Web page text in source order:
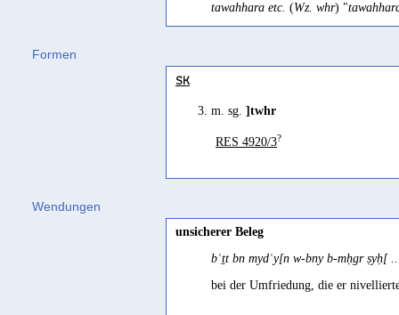
tawahhara etc. (Wz. whr) "
Formen
SK
3. m. sg. ]twhr
RES 4920/3?
Wendungen
unsicherer Beleg
bʿṯt bn mydʿy[n w-bny b-mḥgr ṣyḥ[
bei der Umfriedung, die er